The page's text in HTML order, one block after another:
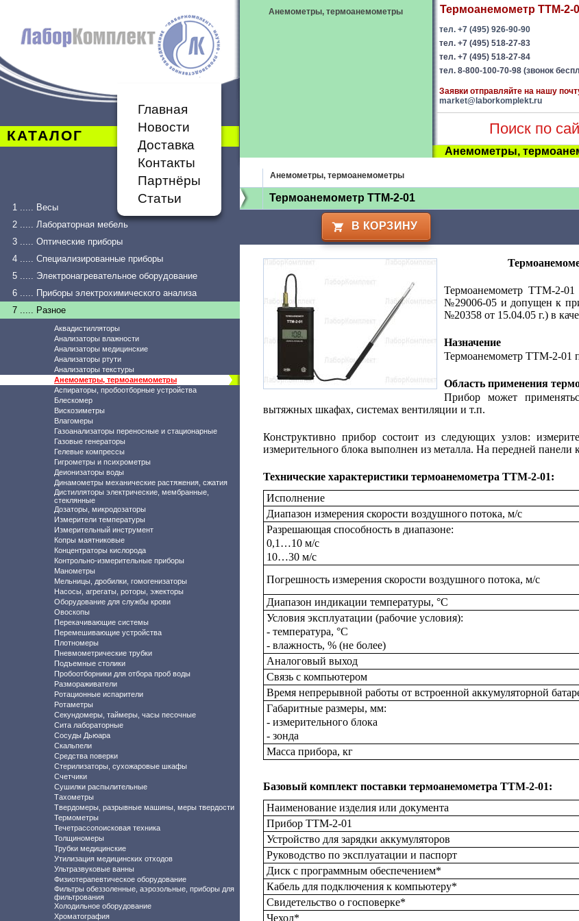
КАТАЛОГ
Главная
Новости
Доставка
Контакты
Партнёры
Статьи
1 ..... Весы
2 ..... Лабораторная мебель
3 ..... Оптические приборы
4 ..... Специализированные приборы
5 ..... Электронагревательное оборудование
6 ..... Приборы электрохимического анализа
7 ..... Разное
Аквадистилляторы
Анализаторы влажности
Анализаторы медицинские
Анализаторы ртути
Анализаторы текстуры
Анемометры, термоанемометры
Аспираторы, пробоотборные устройства
Блескомер
Вискозиметры
Влагомеры
Газоанализаторы переносные и стационарные
Газовые генераторы
Гелевые компрессы
Гигрометры и психрометры
Деионизаторы воды
Динамометры механические растяжения, сжатия
Дистилляторы электрические, мембранные,
стеклянные
Дозаторы, микродозаторы
Измерители температуры
Измерительный инструмент
Копры маятниковые
Концентраторы кислорода
Контрольно-измерительные приборы
Манометры
Мельницы, дробилки, гомогенизаторы
Насосы, агрегаты, роторы, эжекторы
Оборудование для службы крови
Овоскопы
Перекачивающие системы
Перемешивающие устройства
Плотномеры
Пневмометрические трубки
Подъемные столики
Пробоотборники для отбора проб воды
Размораживатели
Ротационные испарители
Ротаметры
Секундомеры, таймеры, часы песочные
Сита лабораторные
Сосуды Дьюара
Скальпели
Средства поверки
Стерилизаторы, сухожаровые шкафы
Счетчики
Сушилки распылительные
Тахометры
Твердомеры, разрывные машины, меры твердости
Термометры
Течетрассопоисковая техника
Толщиномеры
Трубки медицинские
Утилизация медицинских отходов
Ультразвуковые ванны
Физиотерапевтическое оборудование
Фильтры обеззоленные, аэрозольные, приборы для
фильтрования
Холодильное оборудование
Хроматография
Анемометры, термоанемометры Термоанемометр ТТМ-2-
тел. +7 (495) 926-90-90
тел. +7 (495) 518-27-83
тел. +7 (495) 518-27-84
тел. 8-800-100-70-98 (звонок
Заявки отправляйте на нашу
market@laborkomplekt.ru
Поиск по
Анемометры,
Анемометры, термоанемометры
Термоанемометр ТТМ-2-01
В КОРЗИНУ
Термоанемометр ТТМ-2-01
№29006-05 и допущен к
№20358 от 15.04.05 г.) в
Назначение
Термоанемометр ТТМ-2-01
Область применения
Прибор может
вытяжных шкафах, системах вентиляции и т.п.
Конструктивно прибор состоит из следующих узлов:
измерительного блока выполнен из металла. На передней панели
Технические характеристики термоанемометра ТТМ-2-01:
Исполнение
Диапазон измерения скорости воздушного потока, м/с
Разрешающая способность в диапазоне:
0,1…10 м/с
10…30 м/с
Погрешность измерения скорости воздушного потока, м/с
Диапазон индикации температуры, °С
Условия эксплуатации (рабочие условия):
- температура, °С
- влажность, % (не более)
Аналоговый выход
Связь с компьютером
Время непрерывной работы от встроенной аккумуляторной
Габаритные размеры, мм:
- измерительного блока
- зонда
Масса прибора, кг
Базовый комплект поставки термоанемометра ТТМ-2-01:
Наименование изделия или документа
Прибор ТТМ-2-01
Устройство для зарядки аккумуляторов
Руководство по эксплуатации и паспорт
Диск с программным обеспечением*
Кабель для подключения к компьютеру*
Свидетельство о госповерке*
Чехол*